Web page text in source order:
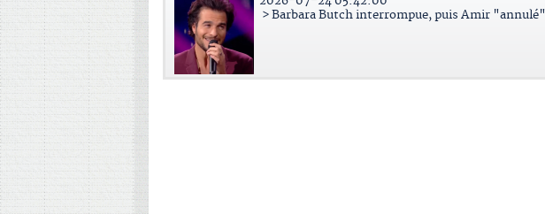
> Barbara Butch interrompue, puis Amir "annulé"